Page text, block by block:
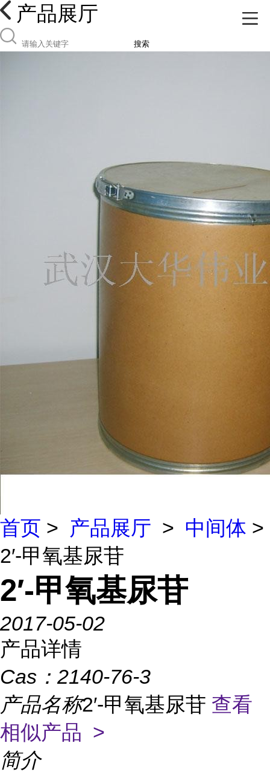
产品展厅
搜索
首页 > 产品展厅 > 中间体 >
2′-甲氧基尿苷
2′-甲氧基尿苷
2017-05-02
产品详情
Cas： 2140-76-3
产品名称2′-甲氧基尿苷 查看
相似产品 >
简介